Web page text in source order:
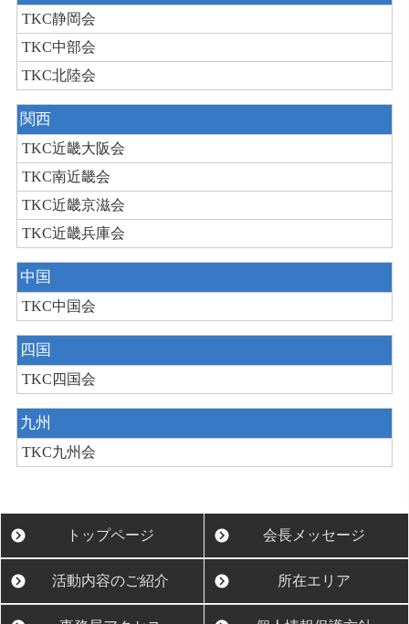
TKC静岡会
TKC中部会
TKC北陸会
関西
TKC近畿大阪会
TKC南近畿会
TKC近畿京滋会
TKC近畿兵庫会
中国
TKC中国会
四国
TKC四国会
九州
TKC九州会
トップページ 会長メッセージ
活動内容のご紹介 所在エリア